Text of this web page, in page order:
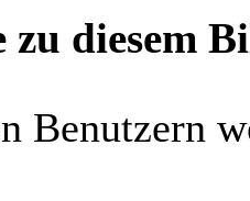
zu diesem
Benutzern